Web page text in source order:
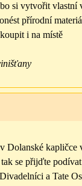
si vytvořit vlastní
přírodní
i na místě
Dolanské kapličce
se přijďte
a Tate